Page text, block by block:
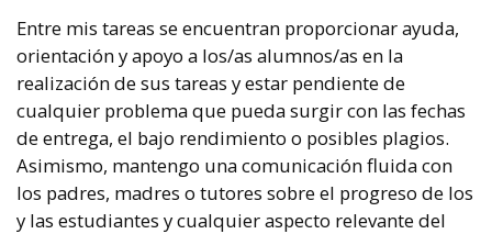
Entre mis tareas se encuentran proporcionar ayuda,
orientación y apoyo a los/as alumnos/as en la
realización de sus tareas y estar pendiente de
cualquier problema que pueda surgir con las fechas
de entrega, el bajo rendimiento o posibles plagios.
Asimismo, mantengo una comunicación fluida con
los padres, madres o tutores sobre el progreso de los
y las estudiantes y cualquier aspecto relevante del